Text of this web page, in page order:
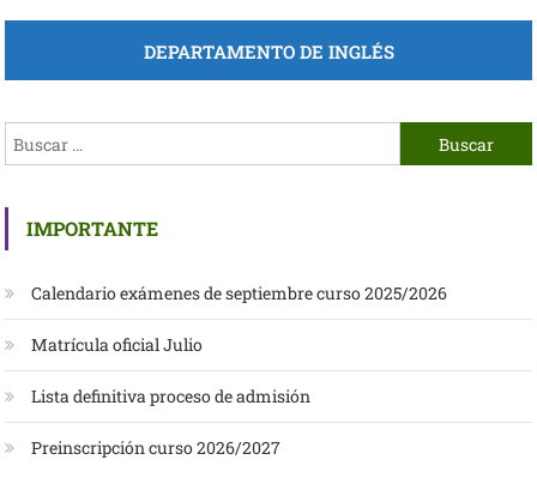
DEPARTAMENTO DE INGLÉS
IMPORTANTE
Calendario exámenes de septiembre curso 2025/2026
Matrícula oficial Julio
Lista definitiva proceso de admisión
Preinscripción curso 2026/2027